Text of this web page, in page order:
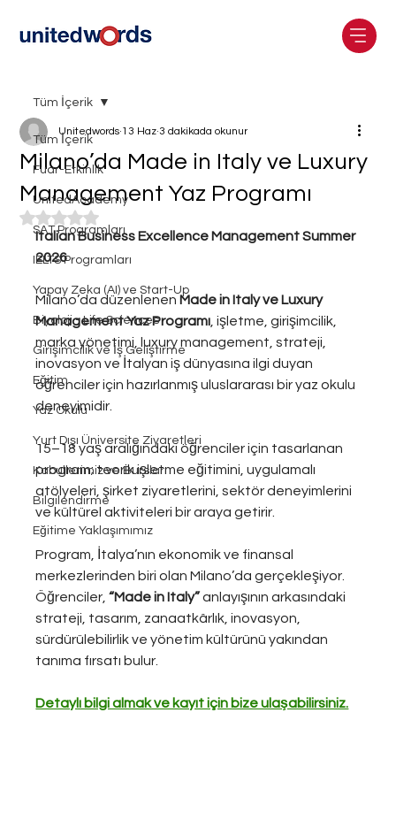
Tüm İçerik
Fuar-Etkinlik
UnitedAcademy
SAT Programları
IELTS Programları
Yapay Zeka (AI) ve Start-Up
Biyoloji - Life Sciences
Girişimcilik ve İş Geliştirme
Eğitim
Yaz Okulu
Yurt Dışı Üniversite Ziyaretleri
Kabullerimiz ve Burslar
Bilgilendirme
Eğitime Yaklaşımımız
Tüm İçerik
Milano’da Made in Italy ve Luxury
Management Yaz Programı
Unitedwords 13 Haz 3 dakikada okunur
5 üzerinden NaN yıldız
Italian Business Excellence Management Summer
2026
Milano’da düzenlenen Made in Italy ve Luxury
Management Yaz Programı , işletme, girişimcilik,
marka yönetimi, luxury management, strateji,
inovasyon ve İtalyan iş dünyasına ilgi duyan
öğrenciler için hazırlanmış uluslararası bir yaz okulu
deneyimidir.
15–18 yaş aralığındaki öğrenciler için tasarlanan
program; teorik işletme eğitimini, uygulamalı
atölyeleri, şirket ziyaretlerini, sektör deneyimlerini
ve kültürel aktiviteleri bir araya getirir.
Program, İtalya’nın ekonomik ve finansal
merkezlerinden biri olan Milano’da gerçekleşiyor.
Öğrenciler, “Made in Italy” anlayışının arkasındaki
strateji, tasarım, zanaatkârlık, inovasyon,
sürdürülebilirlik ve yönetim kültürünü yakından
tanıma fırsatı bulur.
Detaylı bilgi almak ve kayıt için bize ulaşabilirsiniz.